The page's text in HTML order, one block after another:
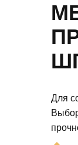
Для